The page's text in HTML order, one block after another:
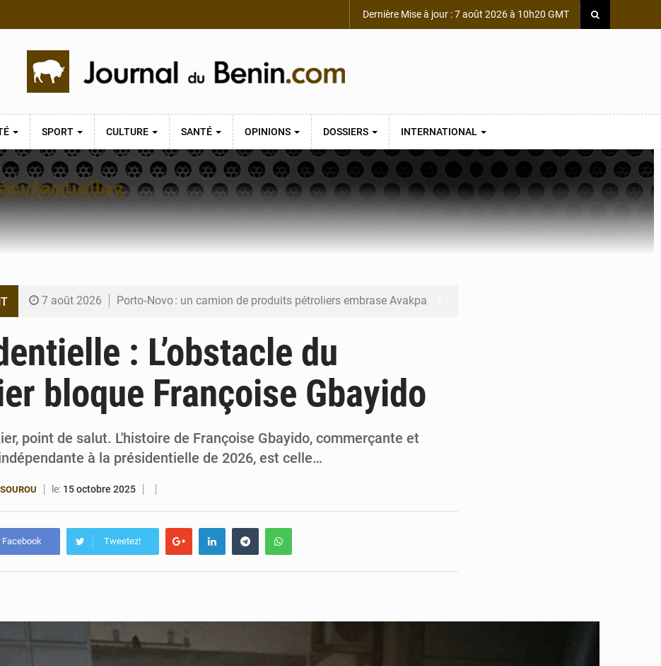
Dernière Mise à jour : 7 août 2026 à 10h20 GMT
SPORT CULTURE SANTÉ OPINIONS DOSSIERS INTERNATIONAL
7 août 2026 Porto‑Novo : un camion de produits pétroliers embrase Avakpa
6 août 2026 Bénin : Djogbénou inspecte le chantier du siège de l’Assemblée
6 août 2026 Bénin et Canada scellent un partenariat inédit
: L’obstacle du
bloque Françoise Gbayido
point de salut. L'histoire de Françoise Gbayido, commerçante et
à la présidentielle de 2026, est celle…
le: 15 octobre 2025
Facebook Tweetez!